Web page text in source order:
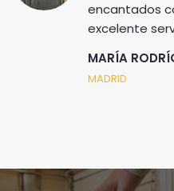
encantados
excelente
MARÍA
MADRID